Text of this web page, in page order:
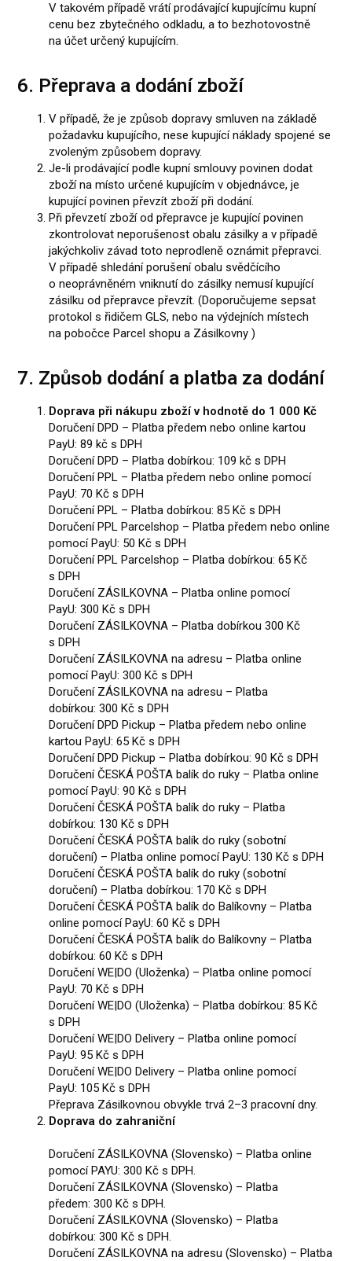
V takovém případě vrátí prodávající kupujícímu kupní
cenu bez zbytečného odkladu, a to bezhotovostně
na účet určený kupujícím.
6. Přeprava a dodání zboží
V případě, že je způsob dopravy smluven na základě
požadavku kupujícího, nese kupující náklady spojené se
zvoleným způsobem dopravy.
Je-li prodávající podle kupní smlouvy povinen dodat
zboží na místo určené kupujícím v objednávce, je
kupující povinen převzít zboží při dodání.
Při převzetí zboží od přepravce je kupující povinen
zkontrolovat neporušenost obalu zásilky a v případě
jakýchkoliv závad toto neprodleně oznámit přepravci.
V případě shledání porušení obalu svědčícího
o neoprávněném vniknutí do zásilky nemusí kupující
zásilku od přepravce převzít. (Doporučujeme sepsat
protokol s řidičem GLS, nebo na výdejních místech
na pobočce Parcel shopu a Zásilkovny )
7. Způsob dodání a platba za dodání
Doprava při nákupu zboží v hodnotě do 1 000 Kč
Doručení DPD – Platba předem nebo online kartou
PayU: 89 kč s DPH
Doručení DPD – Platba dobírkou: 109 kč s DPH
Doručení PPL – Platba předem nebo online pomocí
PayU: 70 Kč s DPH
Doručení PPL – Platba dobírkou: 85 Kč s DPH
Doručení PPL Parcelshop – Platba předem nebo online
pomocí PayU: 50 Kč s DPH
Doručení PPL Parcelshop – Platba dobírkou: 65 Kč
s DPH
Doručení ZÁSILKOVNA – Platba online pomocí
PayU: 300 Kč s DPH
Doručení ZÁSILKOVNA – Platba dobírkou 300 Kč
s DPH
Doručení ZÁSILKOVNA na adresu – Platba online
pomocí PayU: 300 Kč s DPH
Doručení ZÁSILKOVNA na adresu – Platba
dobírkou: 300 Kč s DPH
Doručení DPD Pickup – Platba předem nebo online
kartou PayU: 65 Kč s DPH
Doručení DPD Pickup – Platba dobírkou: 90 Kč s DPH
Doručení ČESKÁ POŠTA balík do ruky – Platba online
pomocí PayU: 90 Kč s DPH
Doručení ČESKÁ POŠTA balík do ruky – Platba
dobírkou: 130 Kč s DPH
Doručení ČESKÁ POŠTA balík do ruky (sobotní
doručení) – Platba online pomocí PayU: 130 Kč s DPH
Doručení ČESKÁ POŠTA balík do ruky (sobotní
doručení) – Platba dobírkou: 170 Kč s DPH
Doručení ČESKÁ POŠTA balík do Balíkovny – Platba
online pomocí PayU: 60 Kč s DPH
Doručení ČESKÁ POŠTA balík do Balíkovny – Platba
dobírkou: 60 Kč s DPH
Doručení WE|DO (Uloženka) – Platba online pomocí
PayU: 70 Kč s DPH
Doručení WE|DO (Uloženka) – Platba dobírkou: 85 Kč
s DPH
Doručení WE|DO Delivery – Platba online pomocí
PayU: 95 Kč s DPH
Doručení WE|DO Delivery – Platba online pomocí
PayU: 105 Kč s DPH
Přeprava Zásilkovnou obvykle trvá 2–3 pracovní dny.
Doprava do zahraniční
Doručení ZÁSILKOVNA (Slovensko) – Platba online
pomocí PAYU: 300 Kč s DPH.
Doručení ZÁSILKOVNA (Slovensko) – Platba
předem: 300 Kč s DPH.
Doručení ZÁSILKOVNA (Slovensko) – Platba
dobírkou: 300 Kč s DPH.
Doručení ZÁSILKOVNA na adresu (Slovensko) – Platba